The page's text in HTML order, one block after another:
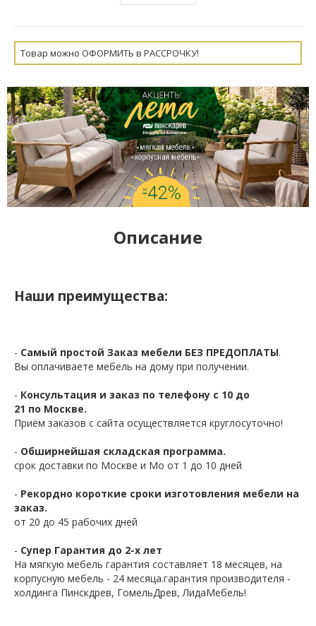
Товар можно ОФОРМИТЬ в РАССРОЧКУ!
Описание
Наши преимущества:
- Самый простой Заказ мебели БЕЗ ПРЕДОПЛАТЫ.
Вы оплачиваете мебель на дому при получении.
- Консультация и заказ по телефону с 10 до
21 по Москве.
Приём заказов с сайта осуществляется круглосуточно!
- Обширнейшая складская программа.
срок доставки по Москве и Мо от 1 до 10 дней
- Рекордно короткие сроки изготовления мебели на
заказ.
от 20 до 45 рабочих дней
- Супер Гарантия до 2-х лет
На мягкую мебель гарантия составляет 18 месяцев, на
корпусную мебель - 24 месяца.гарантия производителя -
холдинга Пинскдрев, ГомельДрев, ЛидаМебель!